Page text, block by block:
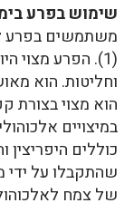
שימוש בפרע
משתמשים בפרע
(1). הפרע מצוי
וחליטות. הוא
כוללים היפריצין